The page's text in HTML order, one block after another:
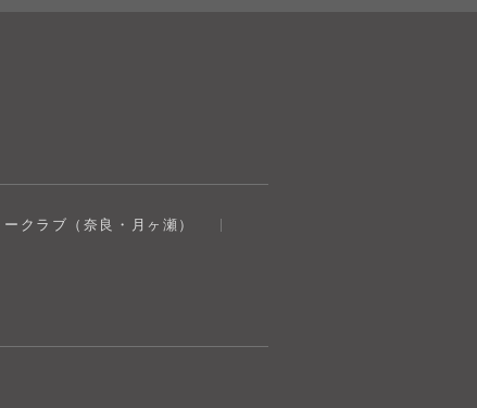
クラブ（奈良・月ヶ瀬）奈良健康ランド
AIコンシェルジュ